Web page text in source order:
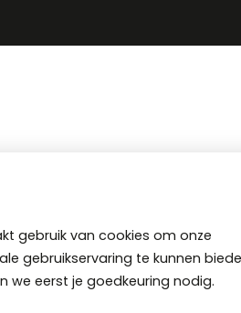
gebruik van cookies om onze
gebruikservaring te kunnen
we eerst je goedkeuring nodig.